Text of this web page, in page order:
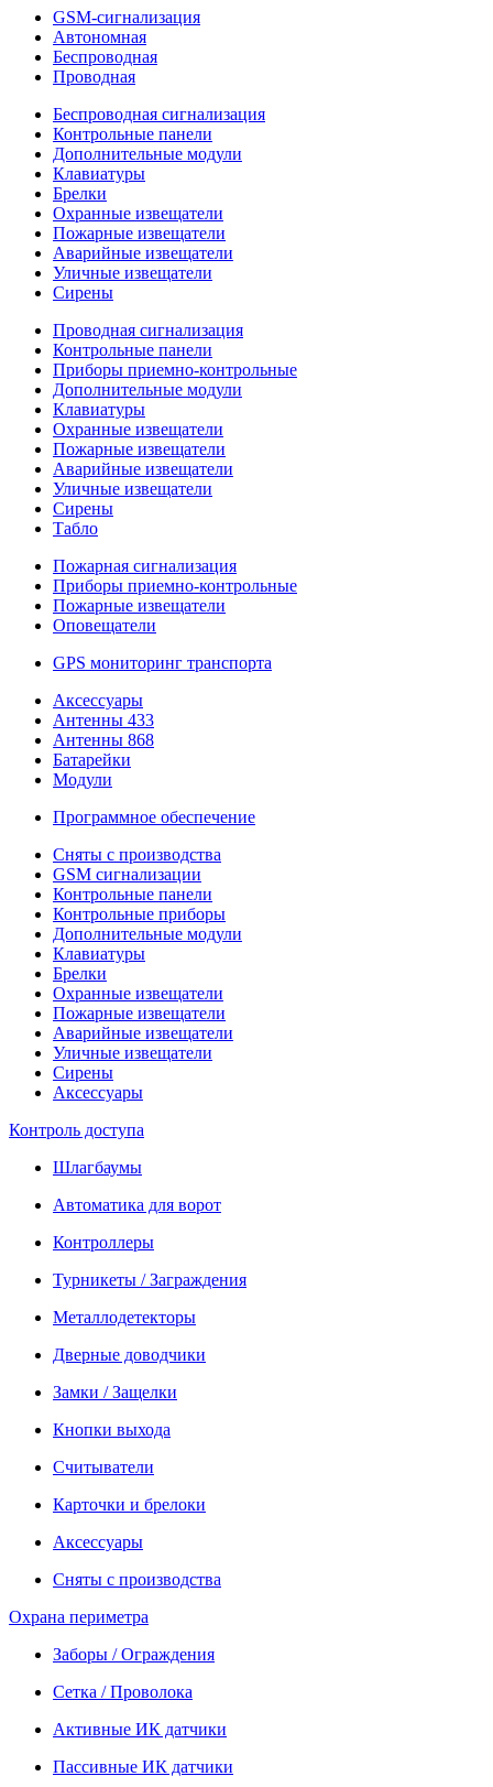
GSM-сигнализация
Автономная
Беспроводная
Проводная
Беспроводная сигнализация
Контрольные панели
Дополнительные модули
Клавиатуры
Брелки
Охранные извещатели
Пожарные извещатели
Аварийные извещатели
Уличные извещатели
Сирены
Проводная сигнализация
Контрольные панели
Приборы приемно-контрольные
Дополнительные модули
Клавиатуры
Охранные извещатели
Пожарные извещатели
Аварийные извещатели
Уличные извещатели
Сирены
Табло
Пожарная сигнализация
Приборы приемно-контрольные
Пожарные извещатели
Оповещатели
GPS мониторинг транспорта
Аксессуары
Антенны 433
Антенны 868
Батарейки
Модули
Программное обеспечение
Сняты с производства
GSM сигнализации
Контрольные панели
Контрольные приборы
Дополнительные модули
Клавиатуры
Брелки
Охранные извещатели
Пожарные извещатели
Аварийные извещатели
Уличные извещатели
Сирены
Аксессуары
Контроль доступа
Шлагбаумы
Автоматика для ворот
Контроллеры
Турникеты / Заграждения
Металлодетекторы
Дверные доводчики
Замки / Защелки
Кнопки выхода
Считыватели
Карточки и брелоки
Аксессуары
Сняты с производства
Охрана периметра
Заборы / Ограждения
Сетка / Проволока
Активные ИК датчики
Пассивные ИК датчики